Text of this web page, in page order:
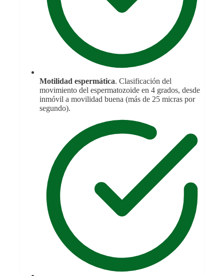
Motilidad espermática. Clasificación del
movimiento del espermatozoide en 4 grados, desde
inmóvil a movilidad buena (más de 25 micras por
segundo).